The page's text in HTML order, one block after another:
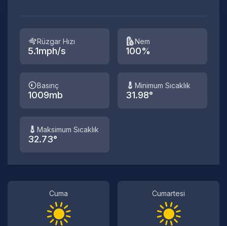
Rüzgar Hızı
5.1mph/s
Nem
100%
Basınç
1009mb
Minimum Sıcaklık
31.98°
Maksimum Sıcaklık
32.73°
Cuma Cumartesi